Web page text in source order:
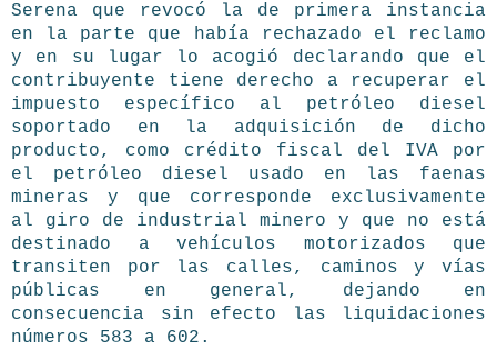
Serena que revocó la de primera instancia
en la parte que había rechazado el reclamo
y en su lugar lo acogió declarando que el
contribuyente tiene derecho a recuperar el
impuesto específico al petróleo diesel
soportado en la adquisición de dicho
producto, como crédito fiscal del IVA por
el petróleo diesel usado en las faenas
mineras y que corresponde exclusivamente
al giro de industrial minero y que no está
destinado a vehículos motorizados que
transiten por las calles, caminos y vías
públicas en general, dejando en
consecuencia sin efecto las liquidaciones
números 583 a 602.